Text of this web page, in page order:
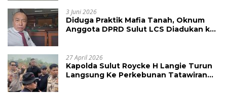
3 Juni 2026
Diduga Praktik Mafia Tanah, Oknum
Anggota DPRD Sulut LCS Diadukan ke
27 April 2026
Kapolda Sulut Roycke H Langie Turun
Langsung Ke Perkebunan Tatawiran